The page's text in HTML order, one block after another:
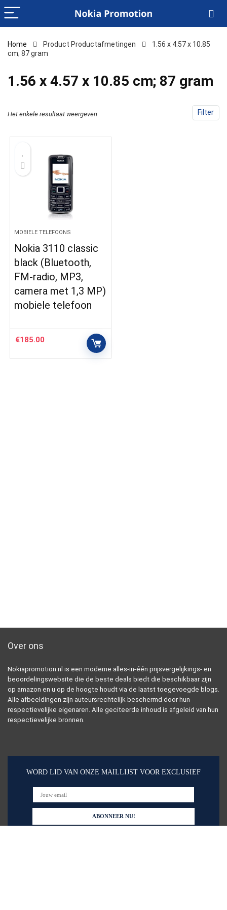
Home Product Productafmetingen
‎1.56 x 4.57 x 10.85
cm; 87 gram
‎1.56 x 4.57 x 10.85 cm; 87 gram
Filter
Het enkele resultaat weergeven
MOBIELE TELEFOONS
Nokia 3110 classic
black (Bluetooth,
FM-radio, MP3,
camera met 1,3 MP)
mobiele telefoon
€185.00
Over ons
Nokiapromotion.nl is een moderne alles-in-één prijsvergelijkings- en
beoordelingswebsite die de beste deals biedt die beschikbaar zijn
op amazon en u op de hoogte houdt via de laatst toegevoegde blogs.
Alle afbeeldingen zijn auteursrechtelijk beschermd door hun
respectievelijke eigenaren. Alle geciteerde inhoud is afgeleid van hun
respectievelijke bronnen.
WORD LID VAN ONZE MAILLIJST VOOR EXCLUSIEF